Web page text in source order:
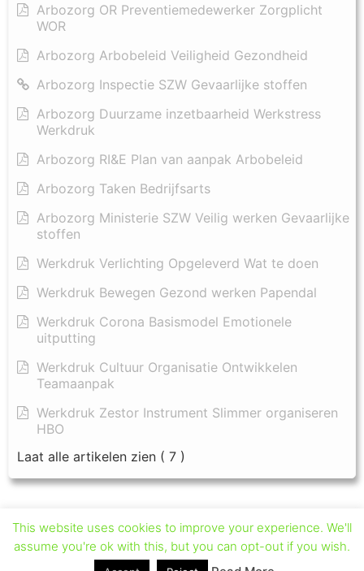
Arbozorg OR Preventiemedewerker Zorgplicht
WOR
Arbozorg Arbobeleid Veiligheid Gezondheid
Arbozorg Inspectie SZW Gevaarlijke stoffen
Arbozorg Duurzame inzetbaarheid Werkstress
Werkdruk
Arbozorg RI&E Plan van aanpak Arbobeleid
Arbozorg Taken Bedrijfsarts
Arbozorg Ministerie SZW Veilig werken Gevaarlijke
stoffen
Werkdruk Verlichting Opgeleverd Wat te doen
Werkdruk Bewegen Gezond werken Papendal
Werkdruk Corona Basismodel Emotionele
uitputting
Werkdruk Cultuur Organisatie Ontwikkelen
Teamaanpak
Werkdruk Zestor Instrument Slimmer organiseren
HBO
Laat alle artikelen zien ( 7 )
This website uses cookies to improve your experience. We'll
assume you're ok with this, but you can opt-out if you wish.